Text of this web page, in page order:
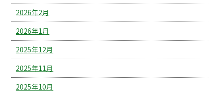
2026年2月
2026年1月
2025年12月
2025年11月
2025年10月